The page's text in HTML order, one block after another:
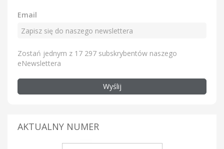
Email
Zostań jednym z 17 297 subskrybentów naszego
eNewslettera
Wyślij
AKTUALNY NUMER